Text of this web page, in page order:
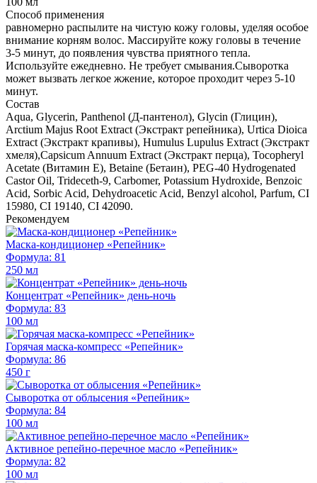
Способ применения
равномерно распылите на чистую кожу головы, уделяя особое
внимание корням волос. Массируйте кожу головы в течение
3-5 минут, до появления чувства приятного тепла.
Используйте ежедневно. Не требует смывания.Сыворотка
может вызвать легкое жжение, которое проходит через 5-10
минут.
Состав
Aqua, Glycerin, Panthenol (Д-пантенол), Glycin (Глицин),
Arctium Majus Root Extract (Экстракт репейника), Urtica Dioica
Extract (Экстракт крапивы), Humulus Lupulus Extract (Экстракт
хмеля),Capsicum Annuum Extract (Экстракт перца), Tocopheryl
Acetate (Витамин Е), Betaine (Бетаин), PEG-40 Hydrogenated
Castor Oil, Trideceth-9, Carbomer, Potassium Hydroxide, Benzoic
Acid, Sorbic Acid, Dehydroacetic Acid, Benzyl alcohol, Parfum, CI
15980, CI 19140, CI 42090.
Рекомендуем
Маска-кондиционер «Репейник»
Формула: 81
250 мл
Концентрат «Репейник» день-ночь
Формула: 83
100 мл
Горячая маска-компресс «Репейник»
Формула: 86
450 г
Сыворотка от облысения «Репейник»
Формула: 84
100 мл
Активное репейно-перечное масло «Репейник»
Формула: 82
100 мл